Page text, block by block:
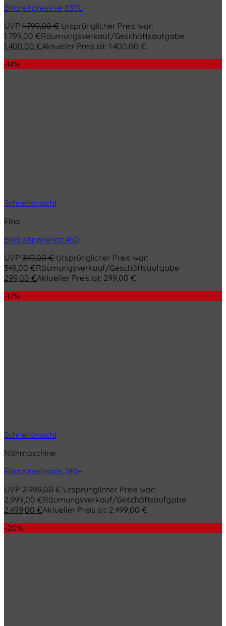
Elna eXpressive 830L
UVP 1.799,00€ Ursprünglicher Preis war:
1.799,00 €Räumungsverkauf/Geschäftsaufgabe
1.400,00 €Aktueller Preis ist: 1.400,00 €.
-14%
Schnellansicht
Elna
Elna eXperience 450
UVP 349,00€ Ursprünglicher Preis war:
349,00 €Räumungsverkauf/Geschäftsaufgabe
299,00 €Aktueller Preis ist: 299,00 €.
-17%
Schnellansicht
Nähmaschine
Elna eXcellence 780+
UVP 2.999,00€ Ursprünglicher Preis war:
2.999,00 €Räumungsverkauf/Geschäftsaufgabe
2.499,00 €Aktueller Preis ist: 2.499,00 €.
-20%